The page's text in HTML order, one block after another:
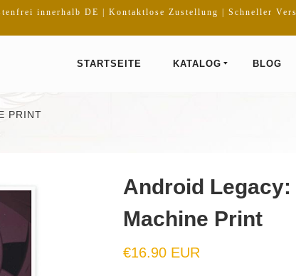
innerhalb DE | Kontaktlose Zustellung | Schneller
STARTSEITE
KATALOG BLOG
PRINT
Android Legacy:
Machine Print
€16.90 EUR